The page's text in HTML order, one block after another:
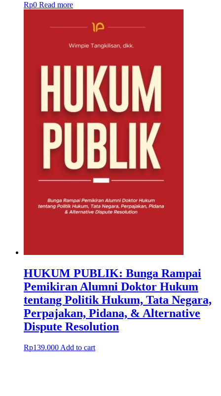
Rp0 Read more
HUKUM PUBLIK: Bunga Rampai
Pemikiran Alumni Doktor Hukum
tentang Politik Hukum, Tata Negara,
Perpajakan, Pidana, & Alternative
Dispute Resolution
Rp139.000 Add to cart